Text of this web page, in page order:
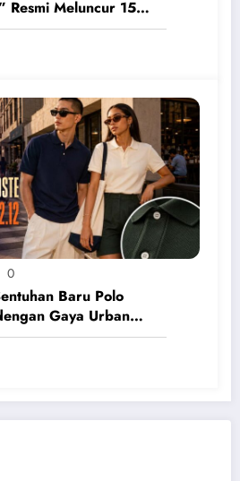
Resmi Meluncur 15
0
Baru Polo
Gaya Urban